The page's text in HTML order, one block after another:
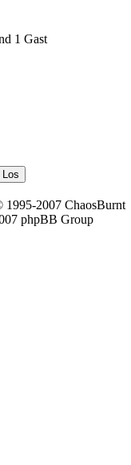
1 Gast
1995-2007 ChaosBurnt
phpBB Group